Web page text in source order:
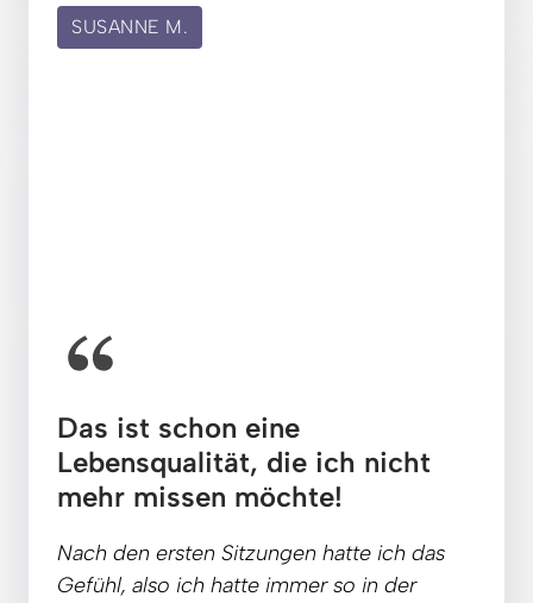
SUSANNE M.
Das ist schon eine
Lebensqualität, die ich nicht
mehr missen möchte!
Nach den ersten Sitzungen hatte ich
Gefühl, also ich hatte immer so in
der